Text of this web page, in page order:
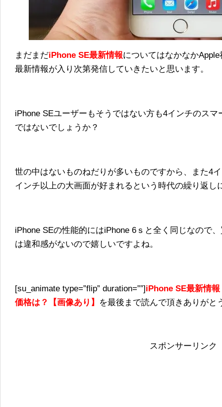
まだまだiPhone SE最新情報についてはなかなか
最新情報が入り次第発信していきたいと思います。
iPhone SEユーザーもそうではない方も4インチのス
ではないでしょうか？
世の中はないものねだりが多いものですから、また4
インチ以上の大画面が好まれるという時代の繰り返し
iPhone SEの性能的にはiPhone 6ｓと全く同じなので
は違和感がないので嬉しいですよね。
[su_animate type=”flip” duration=””]iPhone SE最新情
価格は？【画像あり】
を最後まで読んで頂きありがと
スポンサーリンク